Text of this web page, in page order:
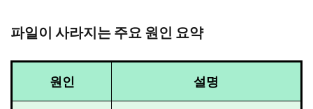
파일이 사라지는 주요 원인 요약
원인 설명